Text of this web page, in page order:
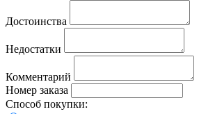
Достоинства
Недостатки
Комментарий
Номер заказа
Способ покупки: